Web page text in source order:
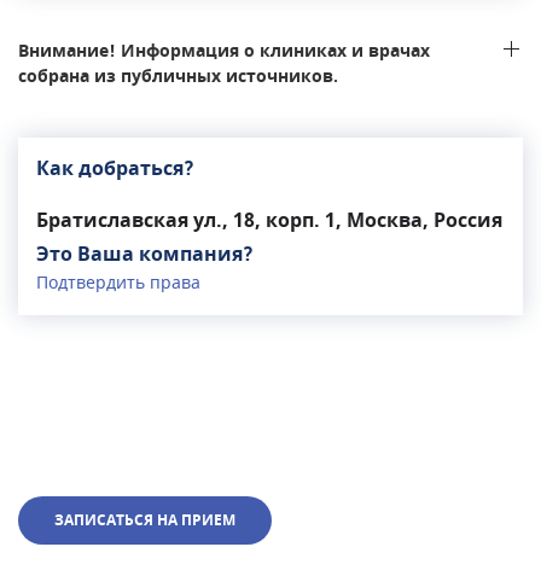
Внимание! Информация о клиниках и врачах
собрана из публичных источников.
Как добраться?
Братиславская ул., 18, корп. 1, Москва, Россия
Это Ваша компания?
Подтвердить права
ЗАПИСАТЬСЯ НА ПРИЕМ